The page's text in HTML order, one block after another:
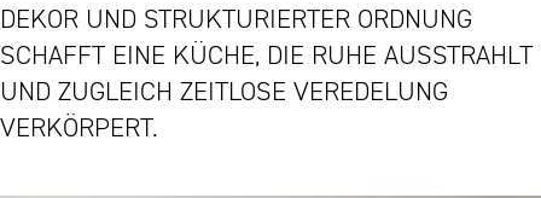
DEKOR UND STRUKTURIERTER ORDNUNG
SCHAFFT EINE KÜCHE, DIE RUHE AUSSTRAHLT
UND ZUGLEICH ZEITLOSE VEREDELUNG
VERKÖRPERT.